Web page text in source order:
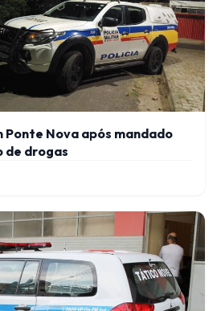
Ponte Nova após mandado
de drogas